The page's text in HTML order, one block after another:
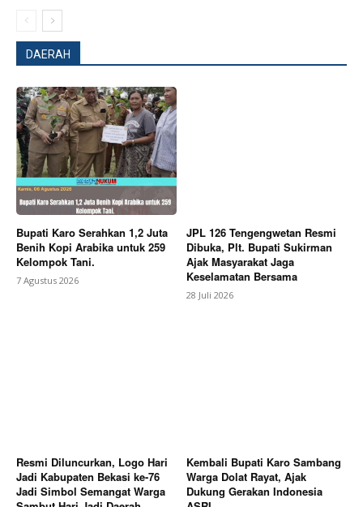
About
Contact us
Subscription Plans
My account
Berita Lainnya
Satpol PP Sisir Angkringan di Alun-
alun Kajen, Plt Bupati Sukirman Pastikan Pengawasan
DAERAH
Bupati Karo Serahkan 1,2 Juta
Benih Kopi Arabika untuk 259
Kelompok Tani.
7 Agustus 2026
JPL 126 Tengengwetan Resmi
Dibuka, Plt. Bupati Sukirman
Ajak Masyarakat Jaga
Keselamatan Bersama
28 Juli 2026
Resmi Diluncurkan, Logo Hari
Jadi Kabupaten Bekasi ke-76
Jadi Simbol Semangat Warga
Kembali Bupati Karo Sambang
Warga Dolat Rayat, Ajak
Dukung Gerakan Indonesia